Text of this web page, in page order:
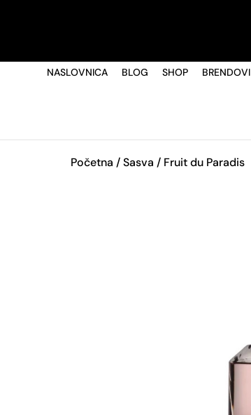
NASLOVNICA BLOG SHOP BRENDOVI
Početna /Sasva / Fruit du Paradis